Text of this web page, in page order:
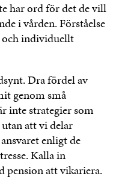
har ord för det de vill
i vården. Förståelse
individuellt
Dra fördel av
genom små
inte strategier som
att vi delar
enligt de
Kalla in
pension att vikariera.